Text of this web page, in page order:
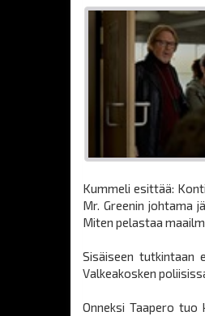
Kummeli esittää:
Mr. Greenin johtama
Miten pelastaa
Sisäiseen tutkintaan
Valkeakosken
Onneksi Taapero